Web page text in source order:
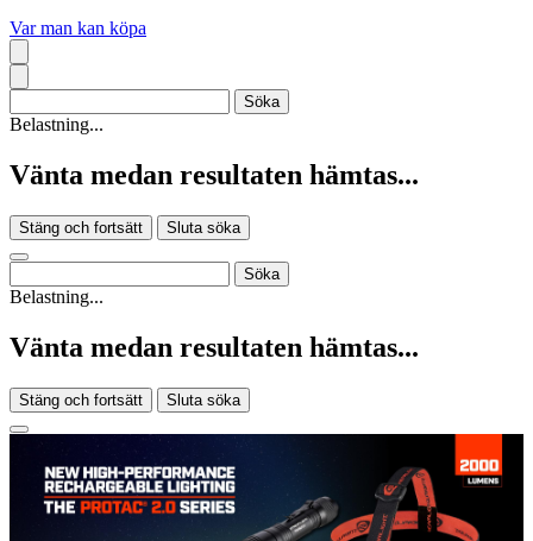
Var man kan köpa
Belastning...
Vänta medan resultaten hämtas...
Stäng och fortsätt Sluta söka
Belastning...
Vänta medan resultaten hämtas...
Stäng och fortsätt Sluta söka